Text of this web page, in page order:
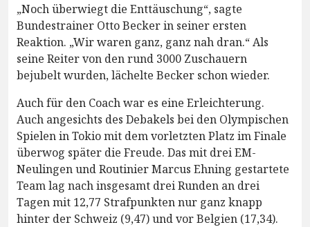
„Noch überwiegt die Enttäuschung“, sagte
Bundestrainer Otto Becker in seiner ersten
Reaktion. „Wir waren ganz, ganz nah dran.“ Als
seine Reiter von den rund 3000 Zuschauern
bejubelt wurden, lächelte Becker schon wieder.
Auch für den Coach war es eine Erleichterung.
Auch angesichts des Debakels bei den Olympischen
Spielen in Tokio mit dem vorletzten Platz im Finale
überwog später die Freude. Das mit drei EM-
Neulingen und Routinier Marcus Ehning gestartete
Team lag nach insgesamt drei Runden an drei
Tagen mit 12,77 Strafpunkten nur ganz knapp
hinter der Schweiz (9,47) und vor Belgien (17,34).